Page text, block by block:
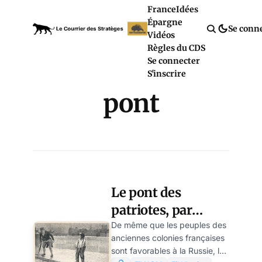
FranceIdées
Épargne
Vidéos
Règles du CDS
Se connecter
S'inscrire
Se
pont
Le pont des
patriotes, par
Cougoulat
De même que les peuples des
anciennes colonies françaises
sont favorables à la Russie, les